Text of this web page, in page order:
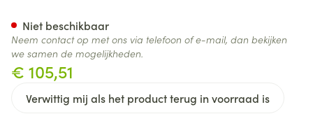
€ 105,51
Verwittig mij als het product terug in voorraad is
Niet beschikbaar
Neem contact op met ons via telefoon of e-mail, dan bekijken
we samen de mogelijkheden.